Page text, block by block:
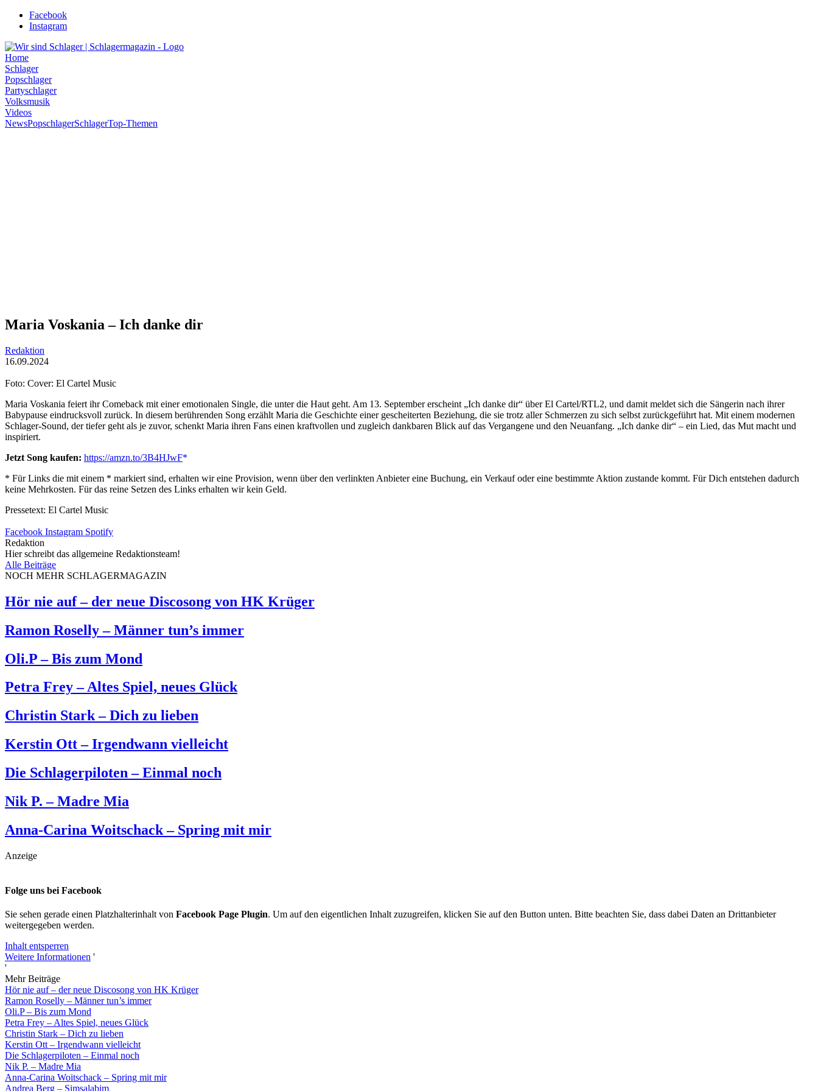
Zum
Inhalt
Facebook
Instagram
Home
Schlager
Popschlager
Partyschlager
Volksmusik
Videos
NewsPopschlagerSchlagerTop-Themen
Maria Voskania – Ich danke dir
Redaktion
16.09.2024
Foto: Cover: El Cartel Music
Maria Voskania feiert ihr Comeback mit einer emotionalen Single, die unter die Haut geht. Am 13. September erscheint „Ich danke dir“ über El Cartel/RTL2, und damit meldet sich die Sängerin nach ihrer
Babypause eindrucksvoll zurück. In diesem berührenden Song erzählt Maria die Geschichte einer gescheiterten Beziehung, die sie trotz aller Schmerzen zu sich selbst zurückgeführt hat. Mit einem modernen
Schlager-Sound, der tiefer geht als je zuvor, schenkt Maria ihren Fans einen kraftvollen und zugleich dankbaren Blick auf das Vergangene und den Neuanfang. „Ich danke dir“ – ein Lied, das Mut macht und
inspiriert.
Jetzt Song kaufen: https://amzn.to/3B4HJwF
* Für Links die mit einem * markiert sind, erhalten wir eine Provision, wenn über den verlinkten Anbieter eine Buchung, ein Verkauf oder eine bestimmte Aktion zustande kommt. Für Dich entstehen dadurch
keine Mehrkosten. Für das reine Setzen des Links erhalten wir kein Geld.
Pressetext: El Cartel Music
Facebook Instagram Spotify
Redaktion
Hier schreibt das allgemeine Redaktionsteam!
Alle Beiträge
NOCH MEHR SCHLAGERMAGAZIN
Hör nie auf – der neue Discosong von HK Krüger
Ramon Roselly – Männer tun’s immer
Oli.P – Bis zum Mond
Petra Frey – Altes Spiel, neues Glück
Christin Stark – Dich zu lieben
Kerstin Ott – Irgendwann vielleicht
Die Schlagerpiloten – Einmal noch
Nik P. – Madre Mia
Anna-Carina Woitschack – Spring mit mir
Anzeige
Folge uns bei Facebook
Sie sehen gerade einen Platzhalterinhalt von Facebook Page Plugin. Um auf den eigentlichen Inhalt zuzugreifen, klicken Sie auf den Button unten. Bitte beachten Sie, dass dabei Daten an Drittanbieter
weitergegeben werden.
Inhalt entsperren
Weitere Informationen '
'
Mehr Beiträge
Hör nie auf – der neue Discosong von HK Krüger
Ramon Roselly – Männer tun’s immer
Oli.P – Bis zum Mond
Petra Frey – Altes Spiel, neues Glück
Christin Stark – Dich zu lieben
Kerstin Ott – Irgendwann vielleicht
Die Schlagerpiloten – Einmal noch
Nik P. – Madre Mia
Anna-Carina Woitschack – Spring mit mir
Andrea Berg – Simsalabim